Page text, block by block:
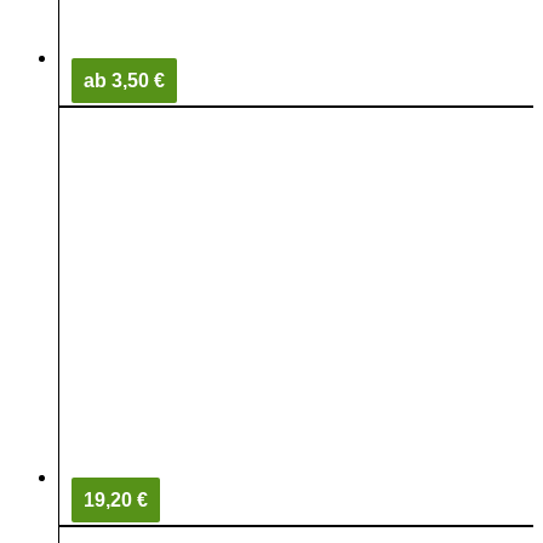
ab 3,50 €
19,20 €